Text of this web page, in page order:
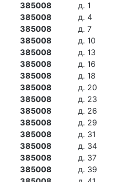
385008 д. 1
385008 д. 4
385008 д. 7
385008 д. 10
385008 д. 13
385008 д. 16
385008 д. 18
385008 д. 20
385008 д. 23
385008 д. 26
385008 д. 29
385008 д. 31
385008 д. 34
385008 д. 37
385008 д. 39